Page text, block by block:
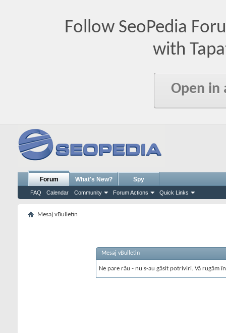
Follow SeoPedia
with
Open in
Forum
FAQ Calendar Community Forum Actions Quick Links
What's New? Spy
Mesaj vBulletin
Mesaj vBulletin
Ne pare rău - nu s-au găsit potriviri. Vă rugăm